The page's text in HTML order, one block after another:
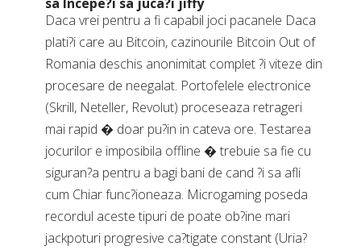
Daca vrei pentru a fi capabil joci pacanele Daca
plati?i care au Bitcoin, cazinourile Bitcoin Out of
Romania deschis anonimitat complet ?i viteze din
procesare de neegalat. Portofelele electronice
(Skrill, Neteller, Revolut) proceseaza retrageri
mai rapid � doar pu?in in cateva ore. Testarea
jocurilor e imposibila offline � trebuie sa fie cu
siguran?a pentru a bagi bani de cand ?i sa afli
cum Chiar func?ioneaza. Microgaming poseda
recordul aceste tipuri de poate ob?ine mari
jackpoturi progresive ca?tigate constant (Uria?